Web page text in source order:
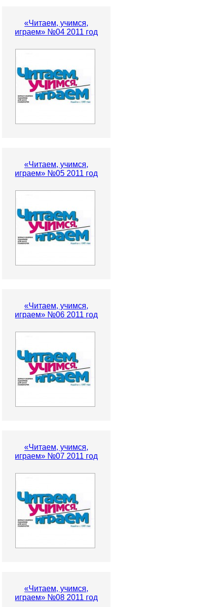
«Читаем, учимся,
играем» №04 2011 год
«Читаем, учимся,
играем» №05 2011 год
«Читаем, учимся,
играем» №06 2011 год
«Читаем, учимся,
играем» №07 2011 год
«Читаем, учимся,
играем» №08 2011 год